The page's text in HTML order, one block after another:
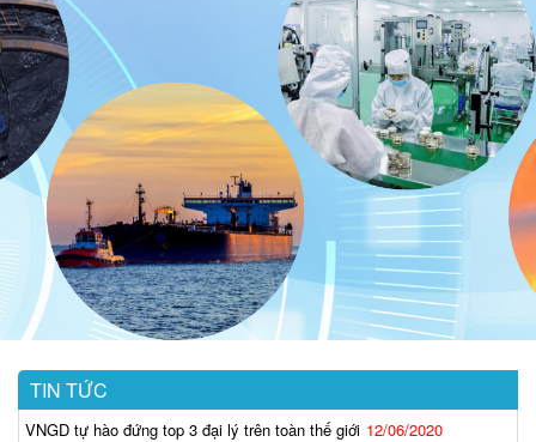
TIN TỨC
VNGD tự hào đứng top 3 đại lý trên toàn thế giới 12/06/2020